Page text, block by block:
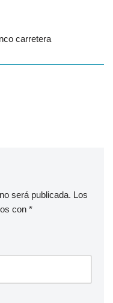
carretera
será publicada. Los
con *